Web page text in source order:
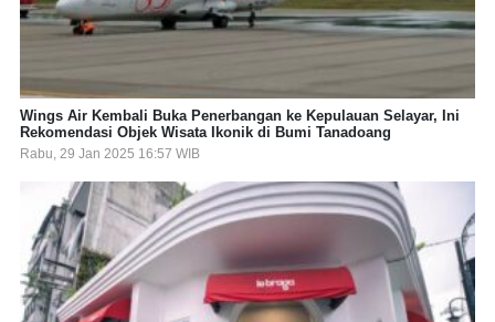
Wings Air Kembali Buka Penerbangan ke Kepulauan Selayar, Ini
Rekomendasi Objek Wisata Ikonik di Bumi Tanadoang
Rabu, 29 Jan 2025 16:57 WIB